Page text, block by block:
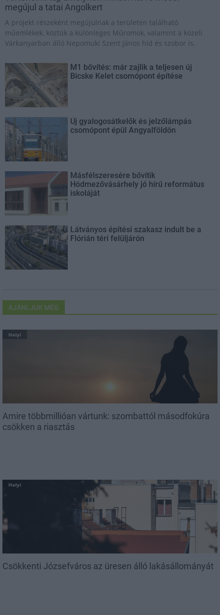
megújul a tatai Angolkert
A projekt részeként megújulnak a területen található
műemlékek, köztük a különleges Műromok, valamint a közeli
Várkanyarban álló Nepomuki Szent János híd és szobor is.
M1 bővítés: már zajlik a teljesen új
Bicske Kelet csomópont építése
Új gyalogosátkelők és jelzőlámpás
csomópont épül Angyalföldön
Másfélszeresére bővítik
Hódmezővásárhely jó hírű református
iskoláját
Látványos építési szakasz indult be a
Flórián téri felüljárón
AJÁNLJUK MÉG
Helyi
Amire többmillióan vártunk: szombattól másodfokúra
csökken a riasztás
Helyi
Csökkenti Józsefváros az üresen álló lakásállományát